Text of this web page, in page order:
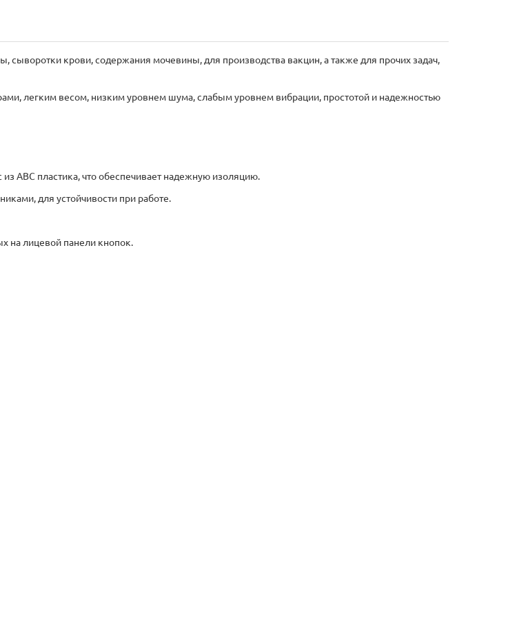
сыворотки крови, содержания мочевины, для производства вакцин, а также для прочих задач,
легким весом, низким уровнем шума, слабым уровнем вибрации, простотой и надежностью
АВС пластика, что обеспечивает надежную изоляцию.
для устойчивости при работе.
на лицевой панели кнопок.